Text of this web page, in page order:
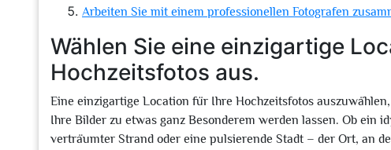
Arbeiten Sie mit einem professionellen Fotografen
Wählen Sie eine einzigartige
Hochzeitsfotos aus.
Eine einzigartige Location für Ihre Hochzeitsfotos
Ihre Bilder zu etwas ganz Besonderem werden lassen. Ob ein
verträumter Strand oder eine pulsierende Stadt – der Ort, an